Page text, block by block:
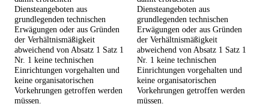
Diensteangeboten aus
grundlegenden technischen
Erwägungen oder aus Gründen
der Verhältnismäßigkeit
abweichend von Absatz 1 Satz 1
Nr. 1 keine technischen
Einrichtungen vorgehalten und
keine organisatorischen
Vorkehrungen getroffen werden
müssen.
Diensteangeboten aus
grundlegenden technischen
Erwägungen oder aus Gründen
der Verhältnismäßigkeit
abweichend von Absatz 1 Satz 1
Nr. 1 keine technischen
Einrichtungen vorgehalten und
keine organisatorischen
Vorkehrungen getroffen werden
müssen.